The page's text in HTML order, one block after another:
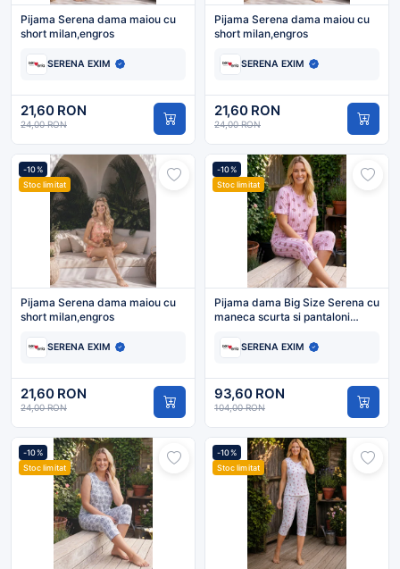
Pijama Serena dama maiou cu
short milan,engros
SERENA EXIM
21,60 RON
24,00 RON
Pijama Serena dama maiou cu
short milan,engros
SERENA EXIM
21,60 RON
24,00 RON
-10%
Stoc limitat
Pijama Serena dama maiou cu
short milan,engros
SERENA EXIM
21,60 RON
24,00 RON
-10%
Stoc limitat
Pijama dama Big Size Serena cu
maneca scurta si pantaloni
ursuleti,Engros
SERENA EXIM
93,60 RON
104,00 RON
-10%
Stoc limitat
-10%
Stoc limitat